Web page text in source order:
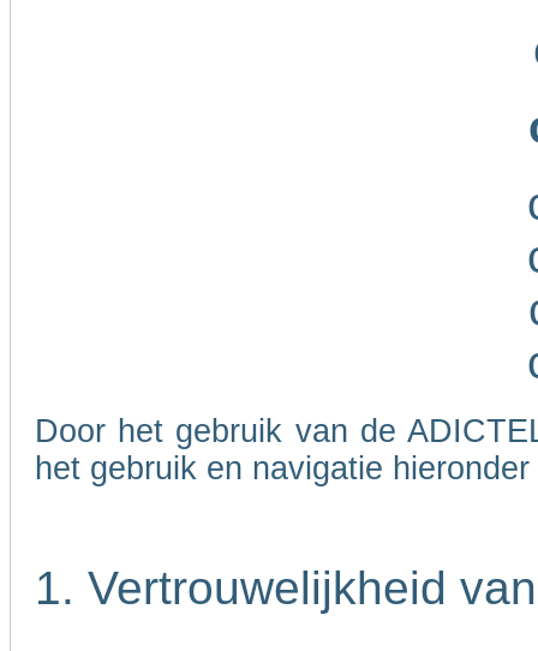
Door het gebruik van de
het gebruik en navigatie
1. Vertrouwelijkheid